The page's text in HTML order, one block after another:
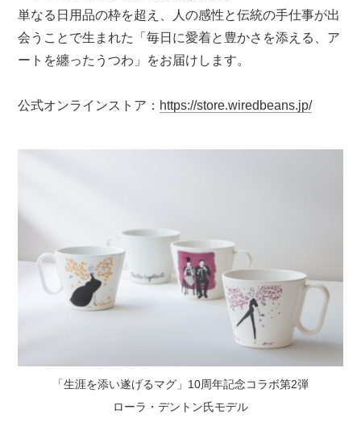
単なる日用品の枠を超え、人の感性と伝統の手仕事が出
会うことで生まれた
「毎日に愛着と豊かさを添える、ア
ートを纏ったうつわ」をお届けします。
公式オンラインストア： https://store.wiredbeans.jp/
「生涯を添い遂げるマグ」10周年記念コラボ第2弾
ローラ・デントン氏モデル